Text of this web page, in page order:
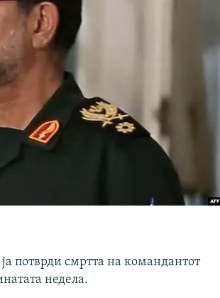
потврди смртта на командантот
недела.